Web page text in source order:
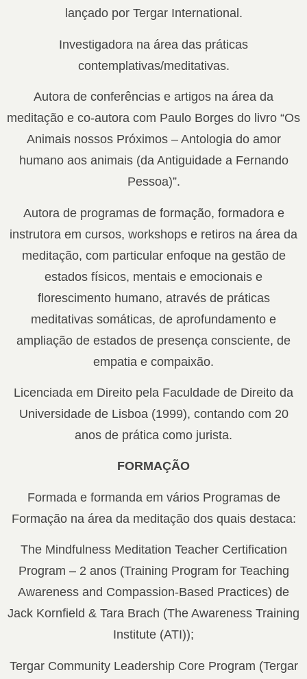
lançado por Tergar International.
Investigadora na área das práticas
contemplativas/meditativas.
Autora de conferências e artigos na área da
meditação e co-autora com Paulo Borges do livro “Os
Animais nossos Próximos – Antologia do amor
humano aos animais (da Antiguidade a Fernando
Pessoa)”.
Autora de programas de formação, formadora e
instrutora em cursos, workshops e retiros na área da
meditação, com particular enfoque na gestão de
estados físicos, mentais e emocionais e
florescimento humano, através de práticas
meditativas somáticas, de aprofundamento e
ampliação de estados de presença consciente, de
empatia e compaixão.
Licenciada em Direito pela Faculdade de Direito da
Universidade de Lisboa (1999), contando com 20
anos de prática como jurista.
FORMAÇÃO
Formada e formanda em vários Programas de
Formação na área da meditação dos quais destaca:
The Mindfulness Meditation Teacher Certification
Program – 2 anos (Training Program for Teaching
Awareness and Compassion-Based Practices) de
Jack Kornfield & Tara Brach (The Awareness Training
Institute (ATI));
Tergar Community Leadership Core Program (Tergar